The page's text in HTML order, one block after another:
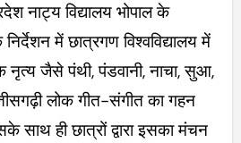
नाट्य विद्यालय भोपाल के
में छात्रगण विश्वविद्यालय में
जैसे पंथी, पंडवानी, नाचा, सुआ,
लोक गीत-संगीत का गहन
ही छात्रों द्वारा इसका मंचन